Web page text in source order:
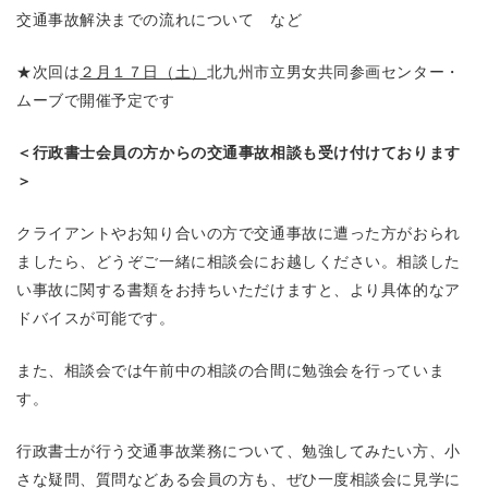
交通事故解決までの流れについて など
★次回は ２月１７日（土） 北九州市立男女共同参画センター・
ムーブで開催予定です
＜行政書士会員の方からの交通事故相談も受け付けております
＞
クライアントやお知り合いの方で交通事故に遭った方がおられ
ましたら、どうぞご一緒に相談会にお越しください。相談した
い事故に関する書類をお持ちいただけますと、より具体的なア
ドバイスが可能です。
また、相談会では午前中の相談の合間に勉強会を行っていま
す。
行政書士が行う交通事故業務について、勉強してみたい方、小
さな疑問、質問などある会員の方も、ぜひ一度相談会に見学に